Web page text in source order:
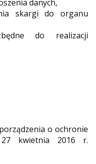
danych,
skargi do organu
do realizacji
o ochronie
kwietnia 2016 r.